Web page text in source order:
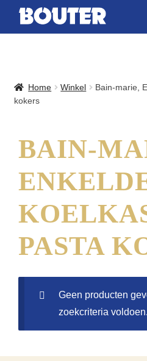
Home Winkel
Bain-marie,
kokers
BAIN-
PASTA
Geen producten
zoekcriteria voldoen.